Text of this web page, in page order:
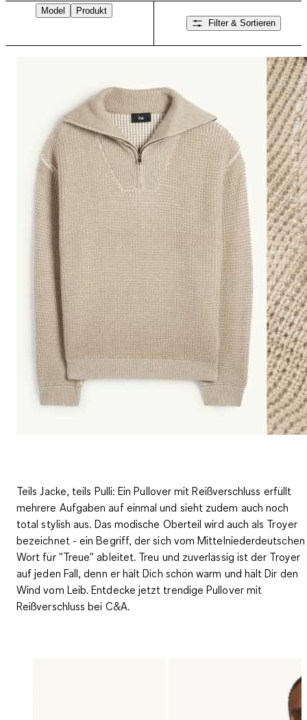
Model
Produkt
Filter & Sortieren
Teils Jacke, teils Pulli: Ein Pullover mit Reißverschluss erfüllt
mehrere Aufgaben auf einmal und sieht zudem auch noch
total stylish aus. Das modische Oberteil wird auch als Troyer
bezeichnet - ein Begriff, der sich vom Mittelniederdeutschen
Wort für "Treue" ableitet. Treu und zuverlässig ist der Troyer
auf jeden Fall, denn er hält Dich schön warm und hält Dir den
Wind vom Leib. Entdecke jetzt trendige Pullover mit
Reißverschluss bei C&A.